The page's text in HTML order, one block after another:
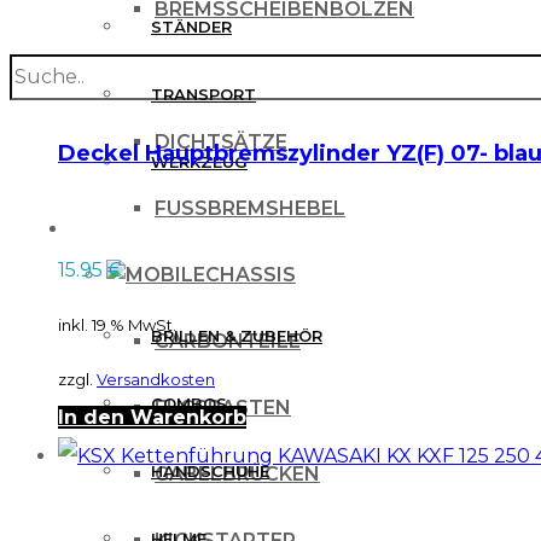
BREMSSCHEIBENBOLZEN
DICHTSÄTZE
FUSSBREMSHEBEL
CHASSIS
CARBONTEILE
FUSSRASTEN
GABELBRÜCKEN
search
STÄNDER
TRANSPORT
WERKZEUG
BRILLEN & ZUBEHÖR
COMBOS
HANDSCHUHE
Deckel Hauptbremszylinder YZ(F) 07- blau
15.95 €
inkl. 19 % MwSt.
zzgl. Versandkosten
In den Warenkorb